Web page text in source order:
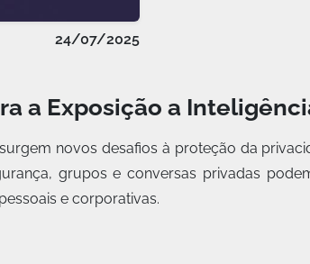
24/07/2025
a Exposição a
novos desafios à proteção da
grupos e conversas privadas
e corporativas.